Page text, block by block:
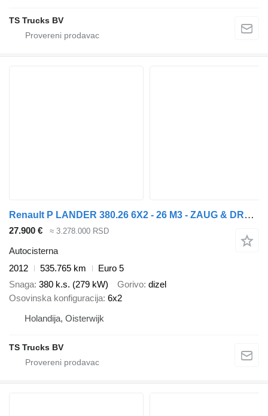
TS Trucks BV
Renault P LANDER 380.26 6X2 - 26 M3 - ZAUG & DRUCK - PELLET - TANK - TOP
27.900 € ≈ 3.278.000 RSD
Autocisterna
2012
535.765 km
Euro 5
Snaga 380 k.s. (279 kW) Gorivo dizel
Osovinska konfiguracija 6x2
Holandija, Oisterwijk
TS Trucks BV